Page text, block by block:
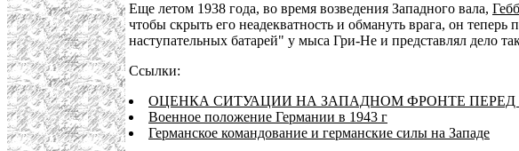
Еще летом 1938 года, во время возведения Западного вала,
чтобы скрыть его неадекватность и обмануть врага, он
наступательных батарей" у мыса Гри-Не и представлял дело
Ссылки:
ОЦЕНКА СИТУАЦИИ НА ЗАПАДНОМ ФРОНТЕ
Военное положение Германии в 1943 г
Германское командование и германские силы на Западе